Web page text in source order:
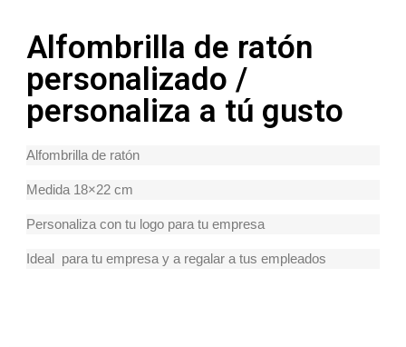
Alfombrilla de ratón
personalizado /
personaliza a tú gusto
Alfombrilla de ratón
Medida 18×22 cm
Personaliza con tu logo para tu empresa
Ideal para tu empresa y a regalar a tus empleados